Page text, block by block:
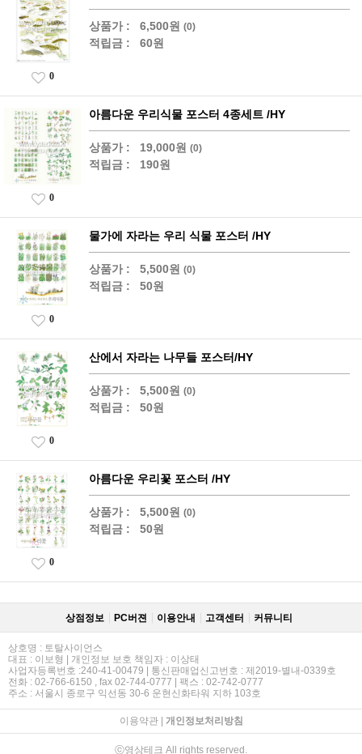
상품가 : 6,500원 (0)
적립금 : 60원
0
아름다운 우리식물 포스터 4종세트 /HY
상품가 : 19,000원 (0)
적립금 : 190원
0
물가에 자라는 우리 식물 포스터 /HY
상품가 : 5,500원 (0)
적립금 : 50원
0
산에서 자라는 나무들 포스터/HY
상품가 : 5,500원 (0)
적립금 : 50원
0
아름다운 우리꽃 포스터 /HY
상품가 : 5,500원 (0)
적립금 : 50원
0
상점정보 PC버젼 이용안내 고객센터 커뮤니티
상호명 : 토탈사이언스
대표 : 이보형 | 개인정보 보호 책임자 : 이상태
사업자등록번호 :240-41-00479 | 통신판매업신고번호 : 제2019-별내-0339호
전화 : 02-766-6150 , fax 02-744-0777 | 팩스 : 02-742-0777
주소 : 서울시 종로구 익선동 30-6 운현신화타워 지하 103호
이용약관| 개인정보처리방침
ⓒ영상테크 All rights reserved.